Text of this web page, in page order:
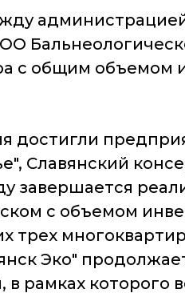
с общим объемом
достигли
Славянский
завершается
с объемом
трех
Эко"
рамках которого